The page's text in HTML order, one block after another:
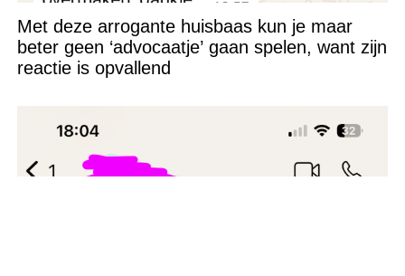
Met deze arrogante huisbaas kun je maar
beter geen ‘advocaatje’ gaan spelen, want zijn
reactie is opvallend